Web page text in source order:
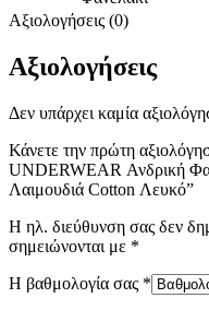
Αξιολογήσεις (0)
Αξιολογήσεις
Δεν υπάρχει καμία
Κάνετε την πρώτη
UNDERWEAR Ανδρική
Λαιμουδιά Cotton Λευκό”
Η ηλ. διεύθυνση σας δεν
σημειώνονται με *
Η βαθμολογία σας *